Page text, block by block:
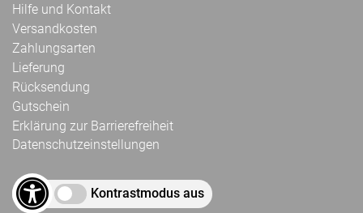
Hilfe und Kontakt
Versandkosten
Zahlungsarten
Lieferung
Rücksendung
Gutschein
Erklärung zur Barrierefreiheit
Datenschutzeinstellungen
Kontrastmodus aus